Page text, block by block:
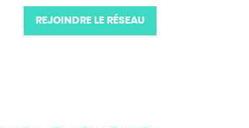
REJOINDRE LE RÉSEAU